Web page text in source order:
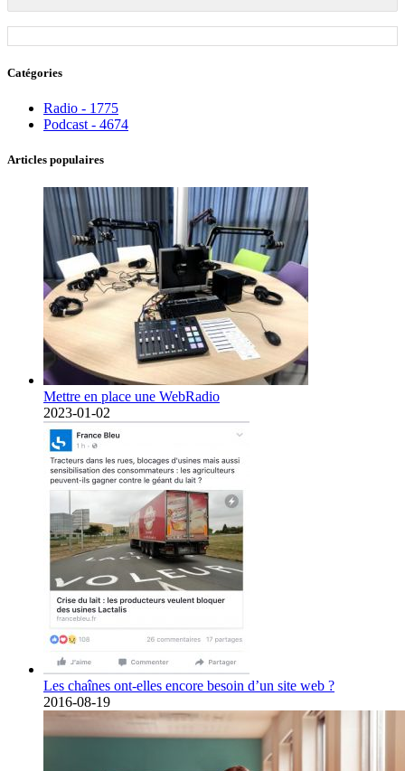
Catégories
Radio - 1775
Podcast - 4674
Articles populaires
Mettre en place une WebRadio
2023-01-02
Les chaînes ont-elles encore besoin d’un site web ?
2016-08-19